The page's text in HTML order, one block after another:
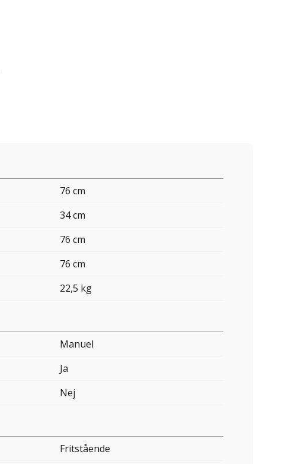
76 cm
34 cm
76 cm
76 cm
22,5 kg
Manuel
Ja
Nej
Fritstående